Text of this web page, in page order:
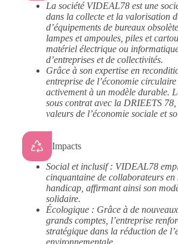
La société VIDEAL78 est une
dans la collecte et la valorisation
d’équipements de bureaux
lampes et ampoules, piles et
matériel électrique ou
d’entreprises et de collectivités.
Grâce à son expertise en
entreprise de l’économie
activement à un modèle durable.
sous contrat avec la DRIEETS
valeurs de l’économie sociale et
Impacts
Social et inclusif : VIDEAL78
cinquantaine de collaborateurs en
handicap, affirmant ainsi son
solidaire.
Écologique : Grâce à de
grands comptes, l’entreprise
stratégique dans la réduction de